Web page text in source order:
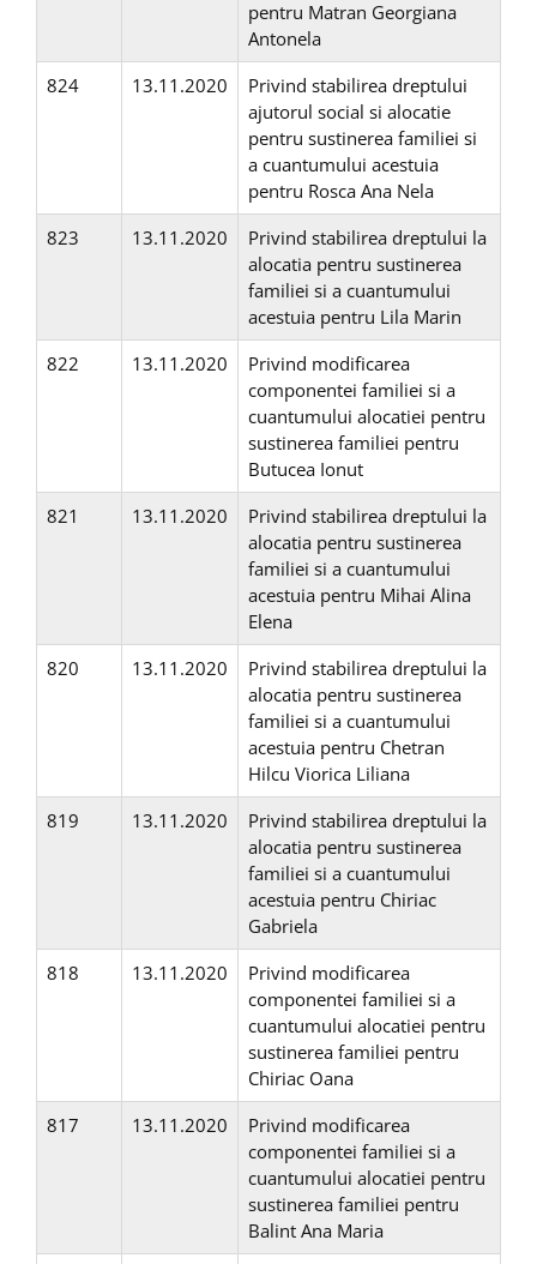
pentru Matran Georgiana
Antonela
824
13.11.2020
Privind stabilirea dreptului
ajutorul social si alocatie
pentru sustinerea familiei si
a cuantumului acestuia
pentru Rosca Ana Nela
823
13.11.2020
Privind stabilirea dreptului la
alocatia pentru sustinerea
familiei si a cuantumului
acestuia pentru Lila Marin
822
13.11.2020
Privind modificarea
componentei familiei si a
cuantumului alocatiei pentru
sustinerea familiei pentru
Butucea Ionut
821
13.11.2020
Privind stabilirea dreptului la
alocatia pentru sustinerea
familiei si a cuantumului
acestuia pentru Mihai Alina
Elena
820
13.11.2020
Privind stabilirea dreptului la
alocatia pentru sustinerea
familiei si a cuantumului
acestuia pentru Chetran
Hilcu Viorica Liliana
819
13.11.2020
Privind stabilirea dreptului la
alocatia pentru sustinerea
familiei si a cuantumului
acestuia pentru Chiriac
Gabriela
818
13.11.2020
Privind modificarea
componentei familiei si a
cuantumului alocatiei pentru
sustinerea familiei pentru
Chiriac Oana
817
13.11.2020
Privind modificarea
componentei familiei si a
cuantumului alocatiei pentru
sustinerea familiei pentru
Balint Ana Maria